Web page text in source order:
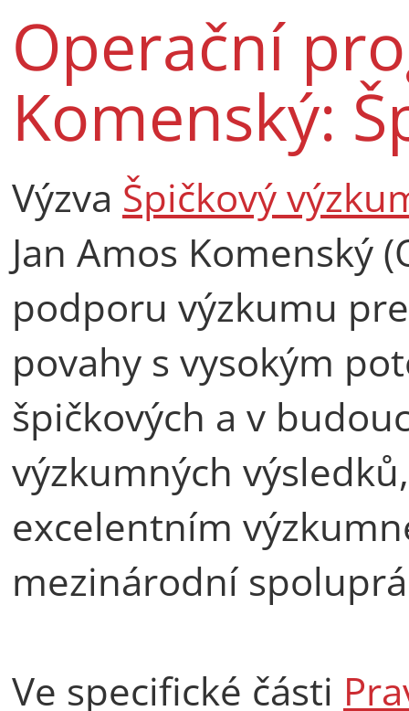
Operační
Komenský:
Výzva Špičkový
Jan Amos Komenský
podporu výzkumu
povahy s vysokým
špičkových a v
výzkumných
excelentním
mezinárodní
Ve specifické části